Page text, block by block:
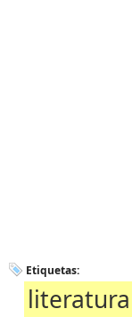
Etiquetas: